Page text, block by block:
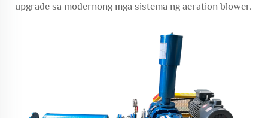
upgrade sa modernong mga sistema ng aeration blower.